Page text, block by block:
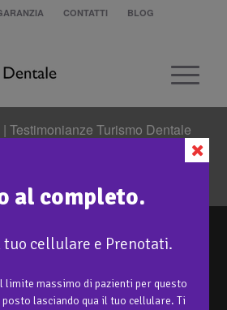
CONTATTI BLOG
Testimonianze Turismo Dentale
Turismo Dentale in Moldavia
al completo.
tuo cellulare e Prenotati.
limite massimo di pazienti per questo
lasciando qua il tuo cellulare. Ti